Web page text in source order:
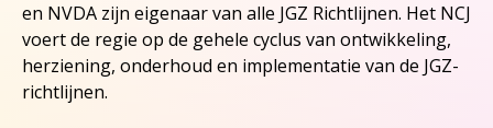
en NVDA zijn eigenaar van alle JGZ Richtlijnen. Het NCJ
voert de regie op de gehele cyclus van ontwikkeling,
herziening, onderhoud en implementatie van de JGZ-
richtlijnen.